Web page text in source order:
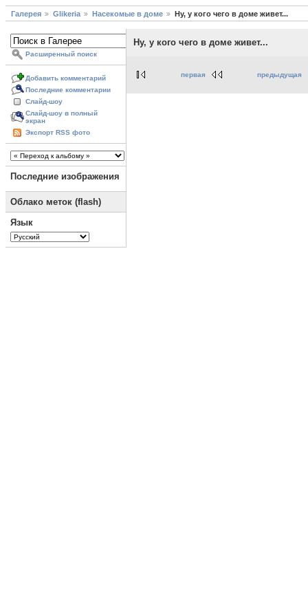
Галерея Glikeria Насекомые в доме Ну, у кого чего в доме живет...
Расширенный поиск
Добавить комментарий
Последние комментарии
Слайд-шоу
Слайд-шоу в полный
экран
Экспорт RSS фото
Последние изображения
Облако меток (flash)
Язык
Ну, у кого чего в доме живет...
первая предыдущая